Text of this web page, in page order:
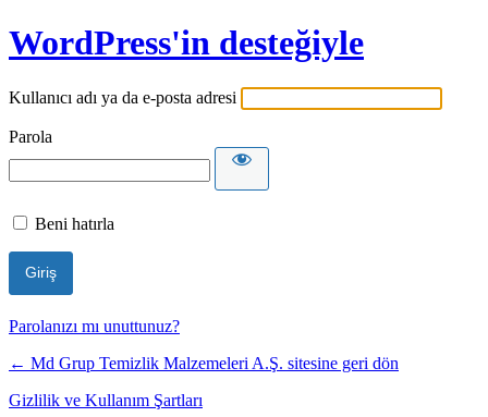
WordPress'in desteğiyle
Kullanıcı adı ya da e-posta adresi
Parola
Beni hatırla
Parolanızı mı unuttunuz?
← Md Grup Temizlik Malzemeleri A.Ş. sitesine geri dön
Gizlilik ve Kullanım Şartları